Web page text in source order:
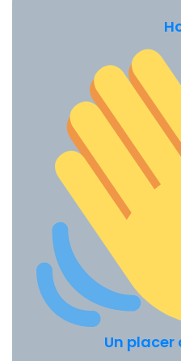
Ejemplos de
experiencia
Experiencia de
experiencia de
experiencias
Experiencias de
Experiencias de
John Hattie
Un placer